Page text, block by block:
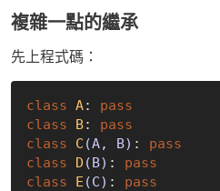
複雜一點的繼承
先上程式碼：
class A:
pass
class
B:
pass
class
C (A, B) :
pass
class
D (B) :
pass
class
E (C) :
pass